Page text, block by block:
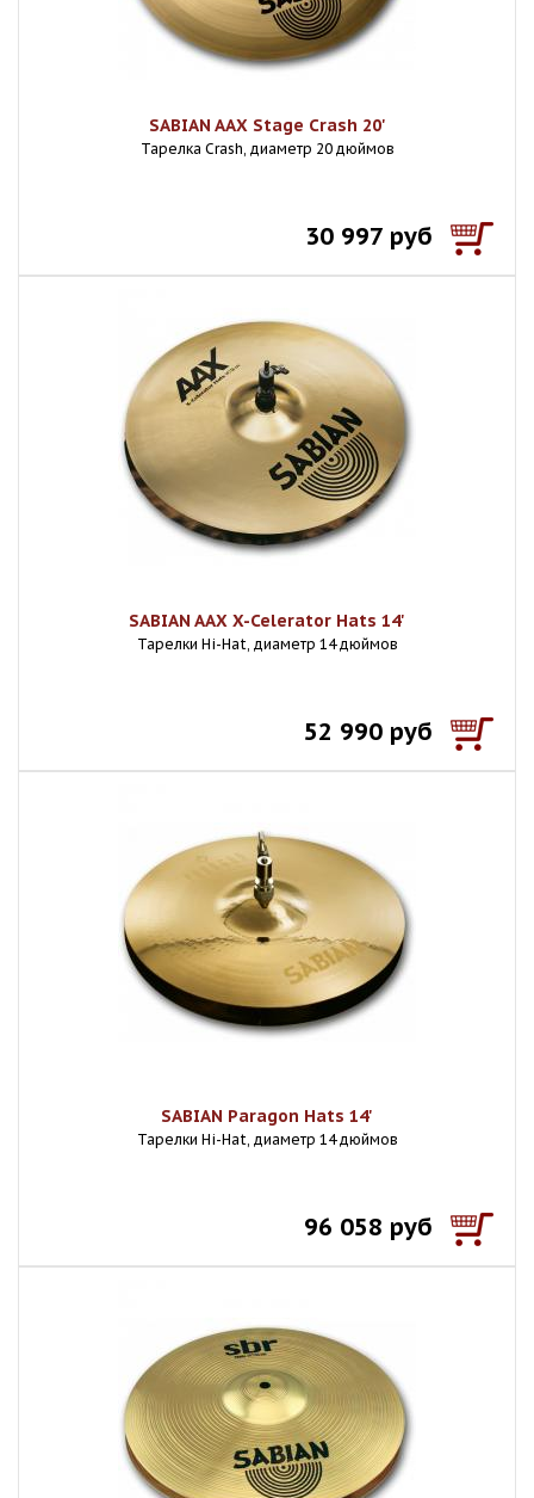
SABIAN AAX Stage Crash 20'
Тарелка Crash, диаметр 20 дюймов
30 997 руб
SABIAN AAX X-Celerator Hats 14'
Тарелки Hi-Hat, диаметр 14 дюймов
52 990 руб
SABIAN Paragon Hats 14'
Тарелки Hi-Hat, диаметр 14 дюймов
96 058 руб